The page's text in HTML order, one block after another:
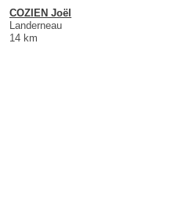
COZIEN Joël
Landerneau
14 km